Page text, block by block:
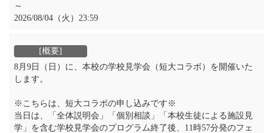
～
2026/08/04（火）23:59
8月9日（日）に、本校の学校見学会（短大コラボ）を開催いた
します。
※こちらは、短大コラボの申し込みです※
当日は、「全体説明会」「個別相談」「本校生徒による施設見
学」を含む学校見学会のプログラム終了後、11時57分発のフェ